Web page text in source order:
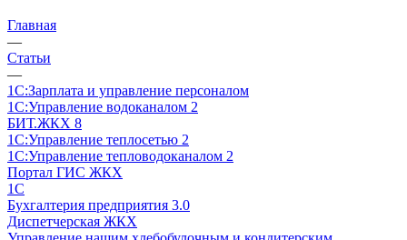
Главная
—
Статьи
—
1С:Зарплата и управление персоналом
1С:Управление водоканалом 2
БИТ.ЖКХ 8
1С:Управление теплосетью 2
1С:Управление тепловодоканалом 2
Портал ГИС ЖКХ
1С
Бухгалтерия предприятия 3.0
Диспетчерская ЖКХ